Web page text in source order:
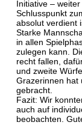
Initiative –
Schlusspunkt
absolut verdient
Starke
in allen
zulegen kann.
recht fallen,
und zweite
Grazerinnen hat
gebracht.
Fazit: Wir
auch auf
beobachten.